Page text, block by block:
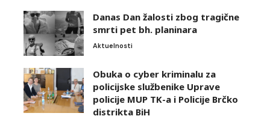
Danas Dan žalosti zbog tragične
smrti pet bh. planinara
Aktuelnosti
Obuka o cyber kriminalu za
policijske službenike Uprave
policije MUP TK-a i Policije Brčko
distrikta BiH